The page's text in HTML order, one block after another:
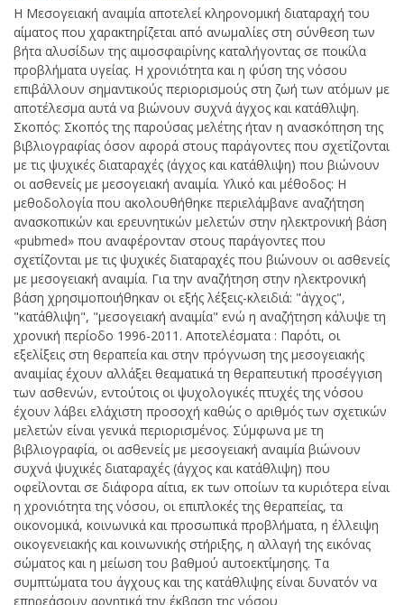
Η Μεσογειακή αναιμία αποτελεί κληρονομική διαταραχή του
αίματος που χαρακτηρίζεται από ανωμαλίες στη σύνθεση των
βήτα αλυσίδων της αιμοσφαιρίνης καταλήγοντας σε ποικίλα
προβλήματα υγείας. Η χρονιότητα και η φύση της νόσου
επιβάλλουν σημαντικούς περιορισμούς στη ζωή των ατόμων με
αποτέλεσμα αυτά να βιώνουν συχνά άγχος και κατάθλιψη.
Σκοπός: Σκοπός της παρούσας μελέτης ήταν η ανασκόπηση της
βιβλιογραφίας όσον αφορά στους παράγοντες που σχετίζονται
με τις ψυχικές διαταραχές (άγχος και κατάθλιψη) που βιώνουν
οι ασθενείς με μεσογειακή αναιμία. Υλικό και μέθοδος: Η
μεθοδολογία που ακολουθήθηκε περιελάμβανε αναζήτηση
ανασκοπικών και ερευνητικών μελετών στην ηλεκτρονική βάση
«pubmed» που αναφέρονταν στους παράγοντες που
σχετίζονται με τις ψυχικές διαταραχές που βιώνουν οι ασθενείς
με μεσογειακή αναιμία. Για την αναζήτηση στην ηλεκτρονική
βάση χρησιμοποιήθηκαν οι εξής λέξεις-κλειδιά: "άγχος",
"κατάθλιψη", "μεσογειακή αναιμία" ενώ η αναζήτηση κάλυψε τη
χρονική περίοδο 1996-2011. Αποτελέσματα : Παρότι, οι
εξελίξεις στη θεραπεία και στην πρόγνωση της μεσογειακής
αναιμίας έχουν αλλάξει θεαματικά τη θεραπευτική προσέγγιση
των ασθενών, εντούτοις οι ψυχολογικές πτυχές της νόσου
έχουν λάβει ελάχιστη προσοχή καθώς ο αριθμός των σχετικών
μελετών είναι γενικά περιορισμένος. Σύμφωνα με τη
βιβλιογραφία, οι ασθενείς με μεσογειακή αναιμία βιώνουν
συχνά ψυχικές διαταραχές (άγχος και κατάθλιψη) που
οφείλονται σε διάφορα αίτια, εκ των οποίων τα κυριότερα είναι
η χρονιότητα της νόσου, οι επιπλοκές της θεραπείας, τα
οικονομικά, κοινωνικά και προσωπικά προβλήματα, η έλλειψη
οικογενειακής και κοινωνικής στήριξης, η αλλαγή της εικόνας
σώματος και η μείωση του βαθμού αυτοεκτίμησης. Τα
συμπτώματα του άγχους και της κατάθλιψης είναι δυνατόν να
επηρεάσουν αρνητικά την έκβαση της νόσου